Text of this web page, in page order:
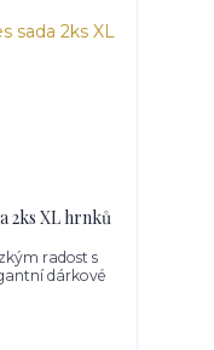
2ks XL hrnků
radost s
dárkové